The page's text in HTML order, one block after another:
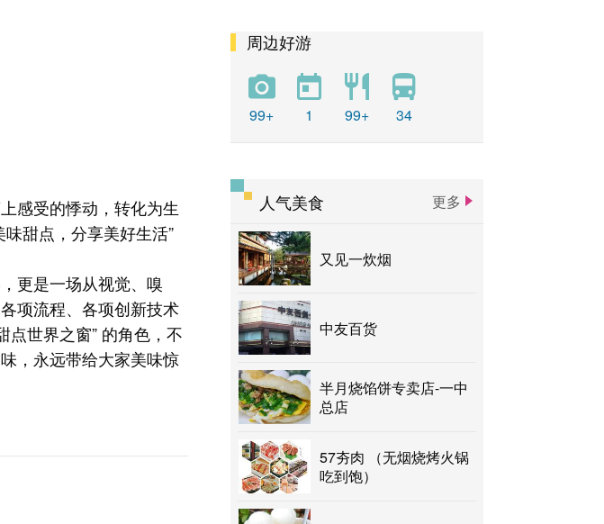
感受的悸动，转化为生
甜点，分享美好生活”
更是一场从视觉、嗅
项流程、各项创新技术
点世界之窗” 的角色，不
，永远带给大家美味惊
周边好游
99+ 1 99+ 34
人气美食 更多
又见一炊烟
中友百货
半月烧馅饼专卖店-一中
总店
57夯肉 （无烟烧烤火锅
吃到饱）